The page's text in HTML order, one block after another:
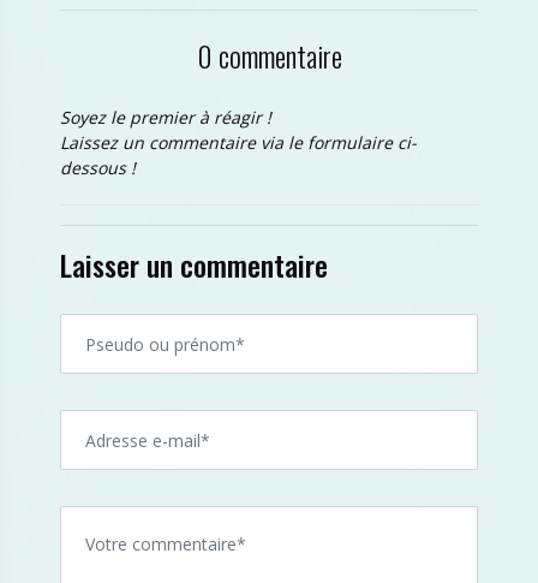
0 commentaire
Soyez le premier à réagir !
Laissez un commentaire via le formulaire ci-
dessous !
Laisser un commentaire